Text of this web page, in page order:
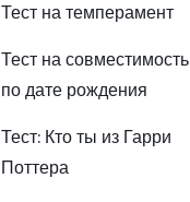
Тест на темперамент
Тест на совместимость
по дате рождения
Тест: Кто ты из Гарри
Поттера